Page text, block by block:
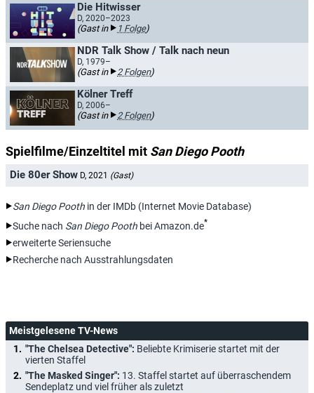
Die Hitwisser
D, 2020–2023
(Gast in 1 Folge)
NDR Talk Show / Talk nach neun
D, 1979–
(Gast in 2 Folgen)
Kölner Treff
D, 2006–
(Gast in 2 Folgen)
Spielfilme/Einzeltitel mit San Diego Pooth
Die 80er Show D, 2021 (Gast)
San Diego Pooth in der IMDb (Internet Movie Database)
Suche nach San Diego Pooth bei Amazon.de*
erweiterte Seriensuche
Recherche nach Ausstrahlungsdaten
Meistgelesene TV-News
"The Chelsea Detective": Beliebte Krimiserie startet mit der
vierten Staffel
"The Masked Singer": 13. Staffel startet auf überraschendem
Sendeplatz und viel früher als zuletzt